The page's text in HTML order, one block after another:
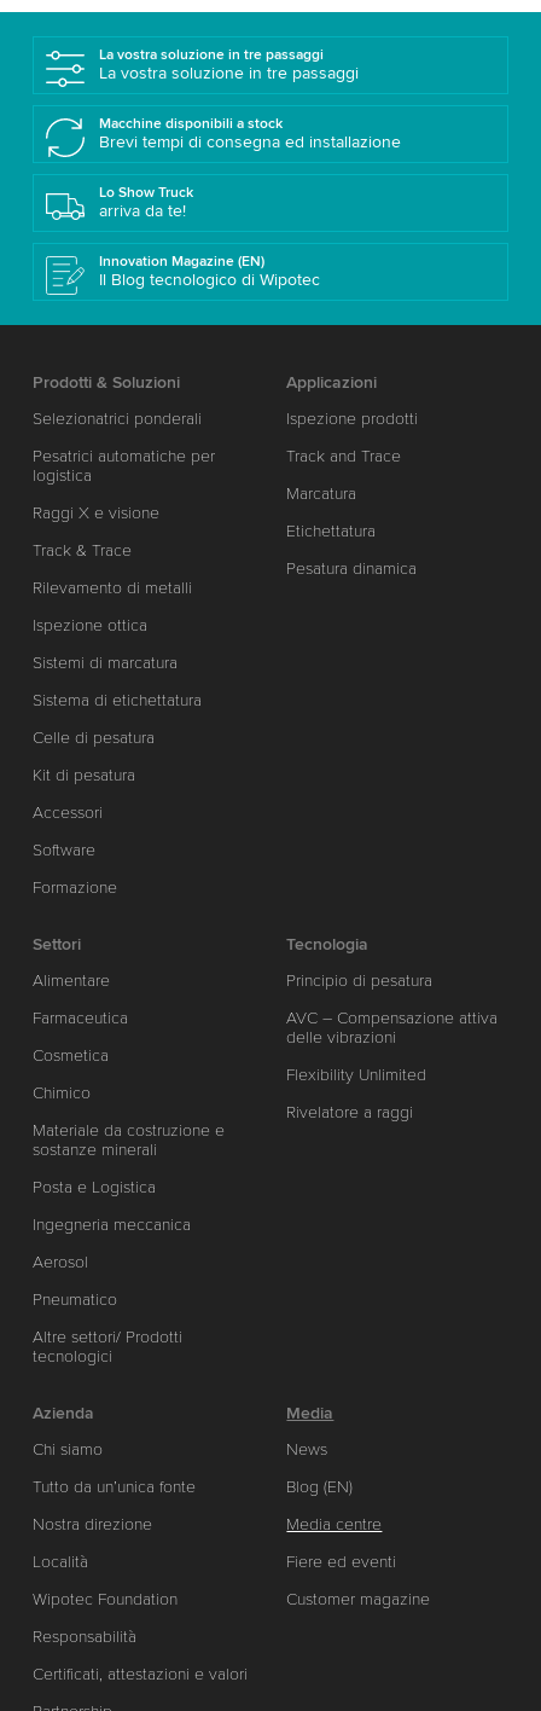
La vostra soluzione in tre passaggi
La vostra soluzione in tre passaggi
Macchine disponibili a stock
Brevi tempi di consegna ed installazione
Lo Show Truck
arriva da te!
Innovation Magazine (EN)
Il Blog tecnologico di Wipotec
Prodotti & Soluzioni
Selezionatrici ponderali
Pesatrici automatiche per
logistica
Raggi X e visione
Track & Trace
Rilevamento di metalli
Ispezione ottica
Sistemi di marcatura
Sistema di etichettatura
Celle di pesatura
Kit di pesatura
Accessori
Software
Formazione
Applicazioni
Ispezione prodotti
Track and Trace
Marcatura
Etichettatura
Pesatura dinamica
Settori
Alimentare
Farmaceutica
Cosmetica
Chimico
Materiale da costruzione e
sostanze minerali
Posta e Logistica
Ingegneria meccanica
Aerosol
Pneumatico
Altre settori/ Prodotti
tecnologici
Tecnologia
Principio di pesatura
AVC – Compensazione attiva
delle vibrazioni
Flexibility Unlimited
Rivelatore a raggi
Azienda
Chi siamo
Tutto da un’unica fonte
Nostra direzione
Località
Wipotec Foundation
Responsabilità
Certificati, attestazioni e valori
Media
News
Blog (EN)
Media centre
Fiere ed eventi
Customer magazine